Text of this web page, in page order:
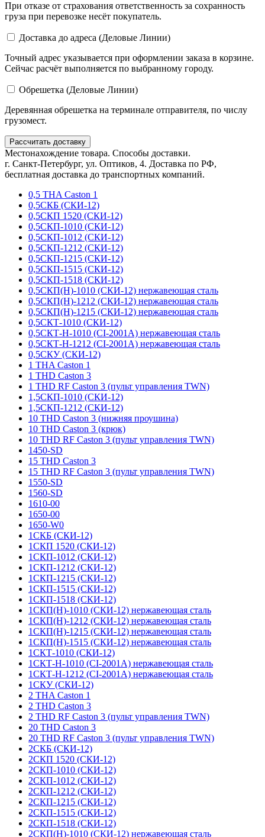
При отказе от страхования ответственность за сохранность
груза при перевозке несёт покупатель.
Доставка до адреса (Деловые Линии)
Точный адрес указывается при оформлении заказа в корзине.
Сейчас расчёт выполняется по выбранному городу.
Обрешетка (Деловые Линии)
Деревянная обрешетка на терминале отправителя, по числу
грузомест.
Рассчитать доставку
Местонахождение товара. Способы доставки.
г. Санкт-Петербург, ул. Оптиков, 4. Доставка по РФ,
бесплатная доставка до транспортных компаний.
0,5 THA Caston 1
0,5СКБ (СКИ-12)
0,5СКП 1520 (СКИ-12)
0,5СКП-1010 (СКИ-12)
0,5СКП-1012 (СКИ-12)
0,5СКП-1212 (СКИ-12)
0,5СКП-1215 (СКИ-12)
0,5СКП-1515 (СКИ-12)
0,5СКП-1518 (СКИ-12)
0,5СКП(Н)-1010 (СКИ-12) нержавеющая сталь
0,5СКП(Н)-1212 (СКИ-12) нержавеющая сталь
0,5СКП(Н)-1215 (СКИ-12) нержавеющая сталь
0,5СКТ-1010 (СКИ-12)
0,5СКТ-Н-1010 (CI-2001A) нержавеющая сталь
0,5СКТ-Н-1212 (CI-2001A) нержавеющая сталь
0,5СКУ (СКИ-12)
1 THA Caston 1
1 THD Caston 3
1 THD RF Caston 3 (пульт управления TWN)
1,5СКП-1010 (СКИ-12)
1,5СКП-1212 (СКИ-12)
10 THD Caston 3 (нижняя проушина)
10 THD Caston 3 (крюк)
10 THD RF Caston 3 (пульт управления TWN)
1450-SD
15 THD Caston 3
15 THD RF Caston 3 (пульт управления TWN)
1550-SD
1560-SD
1610-00
1650-00
1650-W0
1СКБ (СКИ-12)
1СКП 1520 (СКИ-12)
1СКП-1012 (СКИ-12)
1СКП-1212 (СКИ-12)
1СКП-1215 (СКИ-12)
1СКП-1515 (СКИ-12)
1СКП-1518 (СКИ-12)
1СКП(Н)-1010 (СКИ-12) нержавеющая сталь
1СКП(Н)-1212 (СКИ-12) нержавеющая сталь
1СКП(Н)-1215 (СКИ-12) нержавеющая сталь
1СКП(Н)-1515 (СКИ-12) нержавеющая сталь
1СКТ-1010 (СКИ-12)
1СКТ-Н-1010 (CI-2001A) нержавеющая сталь
1СКТ-Н-1212 (CI-2001A) нержавеющая сталь
1СКУ (СКИ-12)
2 THA Caston 1
2 THD Caston 3
2 THD RF Caston 3 (пульт управления TWN)
20 THD Caston 3
20 THD RF Caston 3 (пульт управления TWN)
2СКБ (СКИ-12)
2СКП 1520 (СКИ-12)
2СКП-1010 (СКИ-12)
2СКП-1012 (СКИ-12)
2СКП-1212 (СКИ-12)
2СКП-1215 (СКИ-12)
2СКП-1515 (СКИ-12)
2СКП-1518 (СКИ-12)
2СКП(Н)-1010 (СКИ-12) нержавеющая сталь